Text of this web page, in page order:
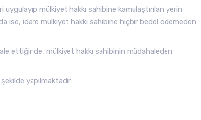
mülkiyet hakkı sahibine kamulaştırılan yerin
ise, idare mülkiyet hakkı sahibine hiçbir bedel ödemeden
ettiğinde, mülkiyet hakkı sahibinin müdahaleden
yapılmaktadır: